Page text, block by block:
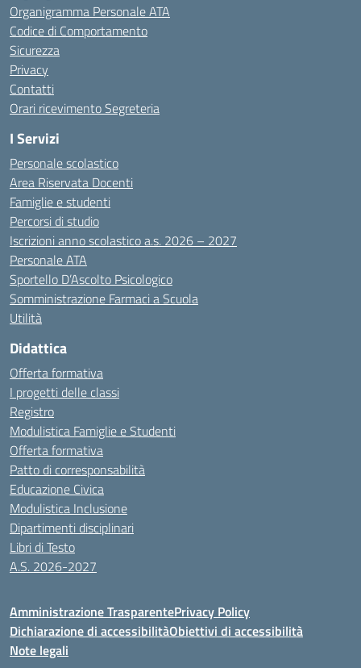
Organigramma Personale ATA
Codice di Comportamento
Sicurezza
Privacy
Contatti
Orari ricevimento Segreteria
I Servizi
Personale scolastico
Area Riservata Docenti
Famiglie e studenti
Percorsi di studio
Iscrizioni anno scolastico a.s. 2026 – 2027
Personale ATA
Sportello D’Ascolto Psicologico
Somministrazione Farmaci a Scuola
Utilità
Didattica
Offerta formativa
I progetti delle classi
Registro
Modulistica Famiglie e Studenti
Offerta formativa
Patto di corresponsabilità
Educazione Civica
Modulistica Inclusione
Dipartimenti disciplinari
Libri di Testo
A.S. 2026-2027
Amministrazione TrasparentePrivacy Policy
Dichiarazione di accessibilitàObiettivi di accessibilità
Note legali